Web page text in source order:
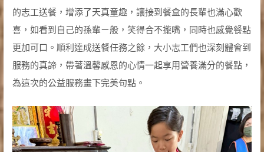
的志工送餐，增添了天真童趣，讓接到餐盒的長輩也滿心歡
喜，如看到自己的孫輩ㄧ般，笑得合不攏嘴，同時也感覺餐點
更加可口。順利達成送餐任務之餘，大小志工們也深刻體會到
服務的真諦，帶著溫馨感恩的心情一起享用營養滿分的餐點，
為這次的公益服務畫下完美句點。